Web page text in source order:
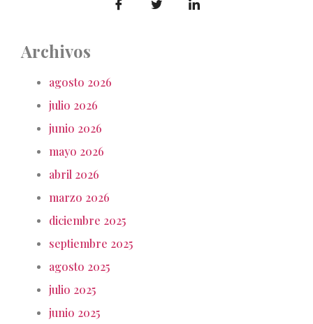
Archivos
agosto 2026
julio 2026
junio 2026
mayo 2026
abril 2026
marzo 2026
diciembre 2025
septiembre 2025
agosto 2025
julio 2025
junio 2025